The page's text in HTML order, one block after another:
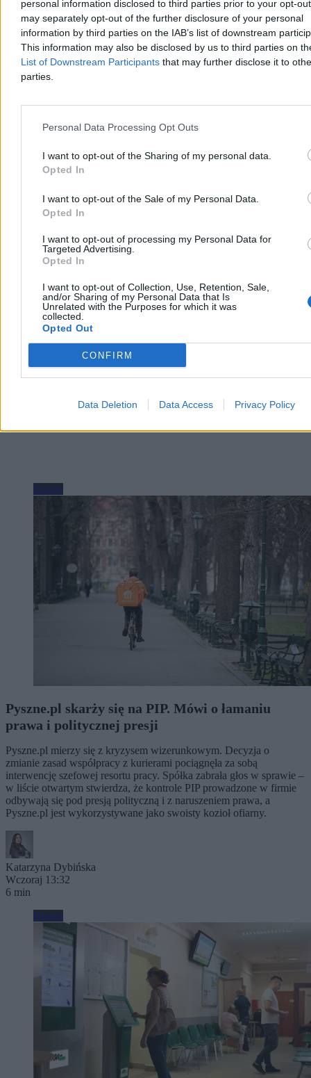
personal information disclosed to third parties prior to your opt-
may separately opt-out of the further disclosure of your personal
information by third parties on the IAB’s list of downstream
This information may also be disclosed by us to third parties on
List of Downstream Participants that may further disclose it to
parties.
Personal Data Processing Opt Outs
I want to opt-out of the Sharing of my personal data.
Opted In
I want to opt-out of the Sale of my Personal Data.
Opted In
I want to opt-out of processing my Personal Data for
Targeted Advertising.
Opted In
I want to opt-out of Collection, Use, Retention, Sale,
and/or Sharing of my Personal Data that Is
Unrelated with the Purposes for which it was
collected.
Opted Out
CONFIRM
Data Deletion Data Access Privacy Policy
Może być taniej na stacjach. Jest nowa prognoza
cen paliw
W pierwszym tygodniu sierpnia spadły hurtowe ceny paliw.
stacjach – i to już w najbliższych dniach.
Krzysztof Jabłonowski
Wczoraj 14:19
Reklama
Reklama
Biznes
Pyszne.pl skarży się na PIP. Mówi o łamaniu
prawa i politycznej presji
Pyszne.pl mierzy się z kryzysem wizerunkowym. Decyzja o
zmianie zasad współpracy z kurierami pociągnęła za sobą
interwencję szefowej resortu pracy. Spółka zabrała głos w sprawie –
w liście otwartym stwierdza, że kontrole PIP prowadzone w firmie
odbywają się pod presją polityczną i z naruszeniem prawa, a
Pyszne.pl jest wykorzystywane jako swoisty kozioł ofiarny.
Katarzyna Dybińska
Wczoraj 13:32
6 min
Biznes